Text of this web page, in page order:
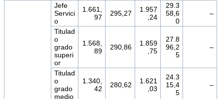
Jefe
Servici
o
1.661,
97
295,27
1.957
,24
29.3
58,6
0
–
Titulad
o
grado
superi
or
1.568,
89
290,86
1.859
,75
27.8
96,2
5
–
Titulad
o
grado
medio
1.340,
42
280,62
1.621
,03
24.3
15,4
5
–